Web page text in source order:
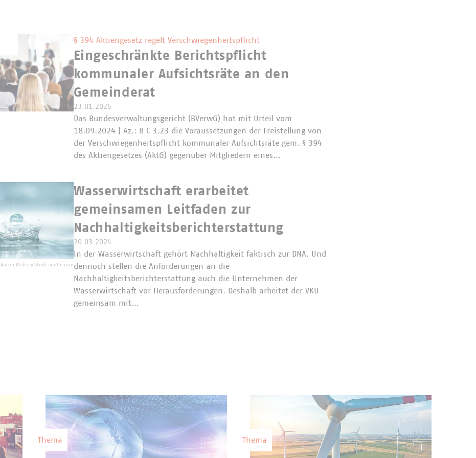
§ 394 Aktiengesetz regelt Verschwiegenheitspflicht
Eingeschränkte Berichtspflicht
kommunaler Aufsichtsräte an den
Gemeinderat
23.01.2025
Das Bundesverwaltungsgericht (BVerwG) hat mit Urteil vom
18.09.2024 | Az.: 8 C 3.23 die Voraussetzungen der Freistellung von
der Verschwiegenheitspflicht kommunaler Aufsichtsräte gem. § 394
des Aktiengesetzes (AktG) gegenüber Mitgliedern eines…
Anton Maltsev/stock.adobe.com
Wasserwirtschaft erarbeitet
gemeinsamen Leitfaden zur
Nachhaltigkeitsberichterstattung
20.03.2024
In der Wasserwirtschaft gehört Nachhaltigkeit faktisch zur DNA. Und
dennoch stellen die Anforderungen an die
Nachhaltigkeitsberichterstattung auch die Unternehmen der
Wasserwirtschaft vor Herausforderungen. Deshalb arbeitet der VKU
gemeinsam mit…
Thema Thema